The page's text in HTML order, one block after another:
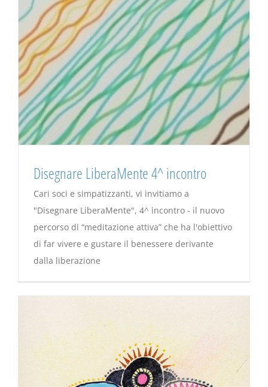
Disegnare LiberaMente 4^ incontro
Cari soci e simpatizzanti, vi invitiamo a
"Disegnare LiberaMente", 4^ incontro - il nuovo
percorso di “meditazione attiva” che ha l'obiettivo
di far vivere e gustare il benessere derivante
dalla liberazione